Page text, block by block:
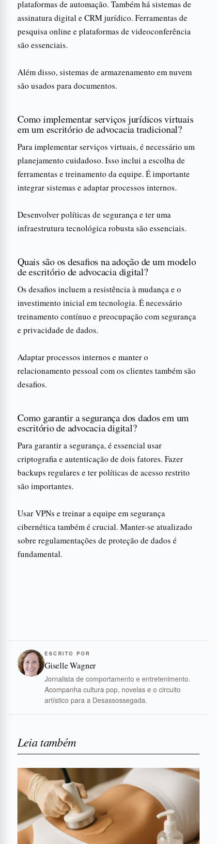
plataformas de automação. Também há sistemas de
assinatura digital e CRM jurídico. Ferramentas de
pesquisa online e plataformas de videoconferência
são essenciais.
Além disso, sistemas de armazenamento em nuvem
são usados para documentos.
Como implementar serviços jurídicos virtuais
em um escritório de advocacia tradicional?
Para implementar serviços virtuais, é necessário um
planejamento cuidadoso. Isso inclui a escolha de
ferramentas e treinamento da equipe. É importante
integrar sistemas e adaptar processos internos.
Desenvolver políticas de segurança e ter uma
infraestrutura tecnológica robusta são essenciais.
Quais são os desafios na adoção de um modelo
de escritório de advocacia digital?
Os desafios incluem a resistência à mudança e o
investimento inicial em tecnologia. É necessário
treinamento contínuo e preocupação com segurança
e privacidade de dados.
Adaptar processos internos e manter o
relacionamento pessoal com os clientes também são
desafios.
Como garantir a segurança dos dados em um
escritório de advocacia digital?
Para garantir a segurança, é essencial usar
criptografia e autenticação de dois fatores. Fazer
backups regulares e ter políticas de acesso restrito
são importantes.
Usar VPNs e treinar a equipe em segurança
cibernética também é crucial. Manter-se atualizado
sobre regulamentações de proteção de dados é
fundamental.
ESCRITO POR
Giselle Wagner
Jornalista de comportamento e entretenimento.
Acompanha cultura pop, novelas e o circuito
artístico para a Desassossegada.
Leia também